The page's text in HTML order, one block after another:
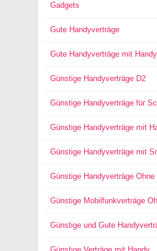
Gadgets
Gute Handyverträge
Gute Handyverträge mit Handy
Günstige Handyverträge D2
Günstige Handyverträge für
Günstige Handyverträge mit
Günstige Handyverträge mit
Günstige Handyverträge Ohne
Günstige Mobilfunkverträge
Günstige und Gute